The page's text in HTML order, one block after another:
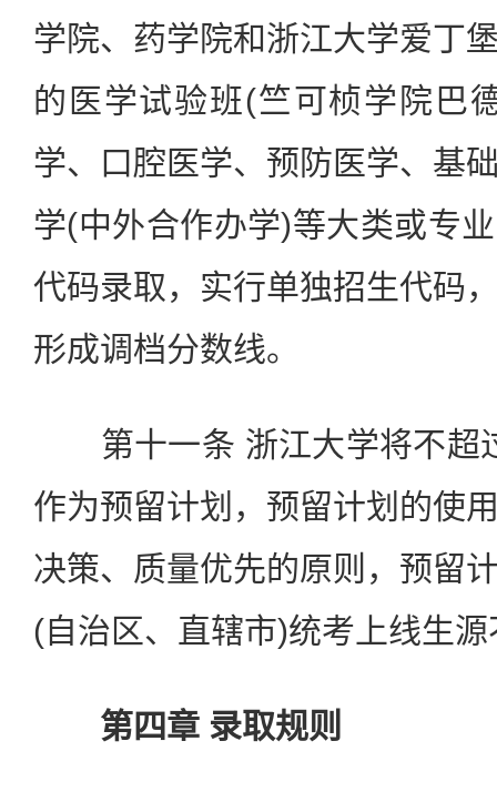
学院、药学院和浙江大学爱丁
的医学试验班(竺可桢学院巴
学、口腔医学、预防医学、基
学(中外合作办学)等大类或专
代码录取，实行单独招生代码
形成调档分数线。
第十一条 浙江大学将不超
作为预留计划，预留计划的使
决策、质量优先的原则，预留
(自治区、直辖市)统考上线生
第四章 录取规则